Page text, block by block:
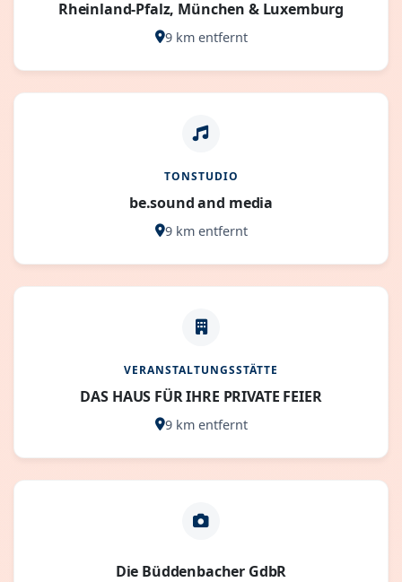
Rheinland-Pfalz, München & Luxemburg
9 km entfernt
TONSTUDIO
be.sound and media
9 km entfernt
VERANSTALTUNGSSTÄTTE
DAS HAUS FÜR IHRE PRIVATE FEIER
9 km entfernt
Die Büddenbacher GdbR